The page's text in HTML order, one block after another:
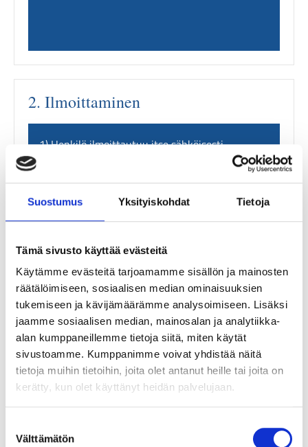
Suostumus Yksityiskohdat Tietoja
Tämä sivusto käyttää evästeitä
Käytämme evästeitä tarjoamamme sisällön ja mainosten
räätälöimiseen, sosiaalisen median ominaisuuksien
tukemiseen ja kävijämäärämme analysoimiseen. Lisäksi
jaamme sosiaalisen median, mainosalan ja analytiikka-
alan kumppaneillemme tietoja siitä, miten käytät
sivustoamme. Kumppanimme voivat yhdistää näitä
tietoja muihin tietoihin, joita olet antanut heille tai joita on
kerätty, kun olet käyttänyt heidän palvelujaan.
Välttämätön
2. Ilmoittaminen
1) Henkilö ilmoittautuu itse sähköisesti
2) Henkilön yhteystiedot lähetetään sähköisesti
3.Valmennus
Valmentaja on yhteydessä valmennettaviin,